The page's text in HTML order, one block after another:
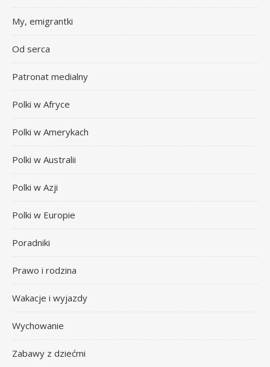
My, emigrantki
Od serca
Patronat medialny
Polki w Afryce
Polki w Amerykach
Polki w Australii
Polki w Azji
Polki w Europie
Poradniki
Prawo i rodzina
Wakacje i wyjazdy
Wychowanie
Zabawy z dziećmi